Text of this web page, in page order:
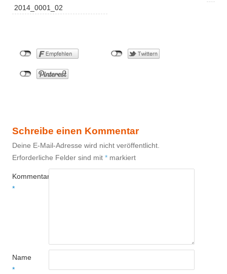
2014_0001_02
Schreibe einen Kommentar
Deine E-Mail-Adresse wird nicht veröffentlicht.
Erforderliche Felder sind mit * markiert
Kommentar
*
Name
*